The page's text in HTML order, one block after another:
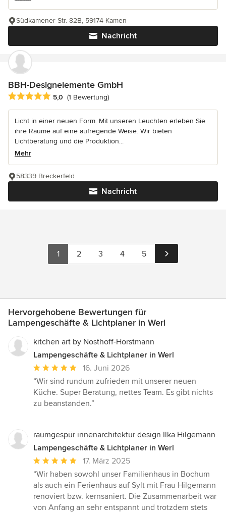
Nachricht
Südkamener Str. 82B, 59174 Kamen
BBH-Designelemente GmbH
Durchschnittliche Bewertung: 5 von 5 Sternen
5,0 (1 Bewertung)
Licht in einer neuen Form. Mit unseren Leuchten erleben Sie
ihre Räume auf eine aufregende Weise. Wir bieten
Lichtberatung und die Produktion...
Mehr
Nachricht
58339 Breckerfeld
1 2 3 4 5
Hervorgehobene Bewertungen für
Lampengeschäfte & Lichtplaner in Werl
kitchen art by Nosthoff-Horstmann
Lampengeschäfte & Lichtplaner in Werl
Durchschnittliche
Bewertung:
5
von
16. Juni 2026
“Wir sind rundum zufrieden mit unserer neuen
Küche. Super Beratung, nettes Team. Es gibt nichts
zu beanstanden.”
raumgespür innenarchitektur design Ilka Hilgemann
Lampengeschäfte & Lichtplaner in Werl
Durchschnittliche
Bewertung:
5
von
5
17. März 2025
“Wir haben sowohl unser Familienhaus in Bochum
als auch ein Ferienhaus auf Sylt mit Frau Hilgemann
renoviert bzw. kernsaniert. Die Zusammenarbeit war
von Anfang an sehr entspannt und trotzdem stets